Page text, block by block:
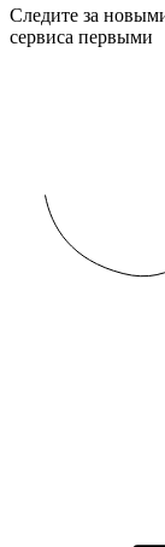
Следите за
сервиса первыми